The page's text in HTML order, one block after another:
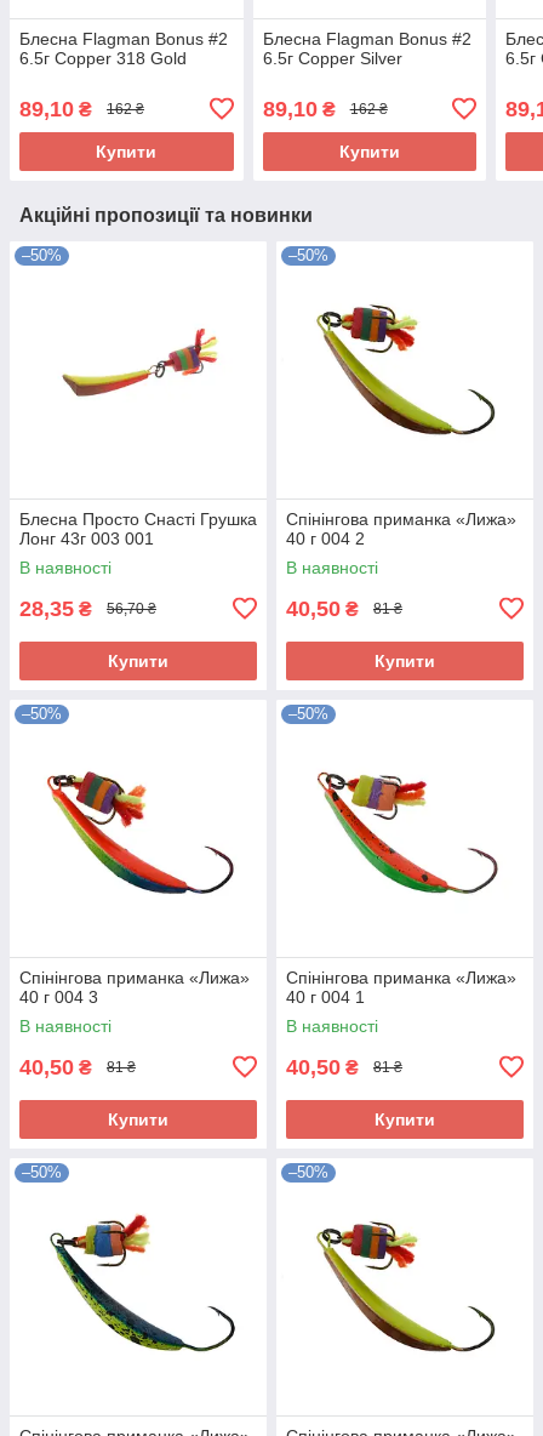
Блесна Flagman Bonus #2
6.5г Copper 318 Gold
89,10 ₴ 162 ₴
Купити
Блесна Flagman Bonus #2
6.5г Copper Silver
89,10₴ 162 ₴
Купити
6.5г
Акційні пропозиції та новинки
–50%
Блесна Просто Снасті Грушка
Лонг 43г 003 001
В наявності
28,35 ₴ 56,70 ₴
Купити
–50%
Спінінгова приманка «Лижа»
40 г 004 2
В наявності
40,50 ₴ 81 ₴
Купити
–50%
Спінінгова приманка «Лижа»
40 г 004 3
В наявності
40,50 ₴ 81 ₴
Купити
–50%
Спінінгова приманка «Лижа»
40 г 004 1
В наявності
40,50 ₴ 81 ₴
Купити
–50% –50%